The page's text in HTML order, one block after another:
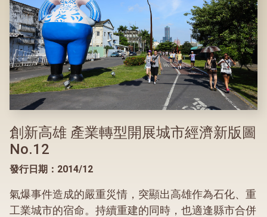
創新高雄 產業轉型開展城市經濟新版圖
No.12
發行日期：2014/12
氣爆事件造成的嚴重災情，突顯出高雄作為石化、重
工業城市的宿命。持續重建的同時，也適逢縣市合併